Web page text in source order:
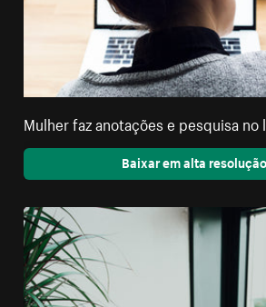
Mulher faz anotações e pesquisa no
Baixar em alta resolução